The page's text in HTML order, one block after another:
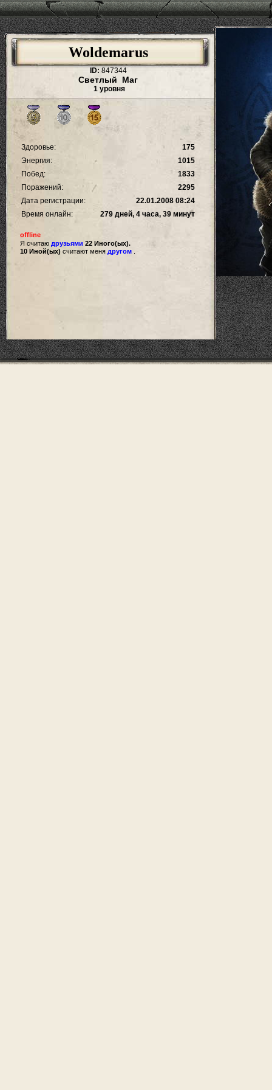
Woldemarus
ID: 847344
Светлый Маг
1 уровня
Здоровье:
175
Энергия:
1015
Побед:
1833
Поражений:
2295
Дата регистрации:
22.01.2008 08:24
Время онлайн:
279 дней, 4 часа, 39 минут
offline
Я считаю друзьями 22 Иного(ых).
10 Иной(ых) считают меня другом